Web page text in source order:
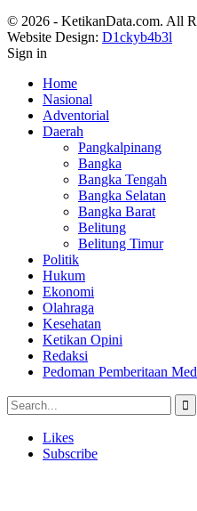
© 2026 - KetikanData.com. All
Website Design: D1ckyb4b3l
Sign in
Home
Nasional
Adventorial
Daerah
Pangkalpinang
Bangka
Bangka Tengah
Bangka Selatan
Bangka Barat
Belitung
Belitung Timur
Politik
Hukum
Ekonomi
Olahraga
Kesehatan
Ketikan Opini
Redaksi
Pedoman Pemberitaan
Likes
Subscribe